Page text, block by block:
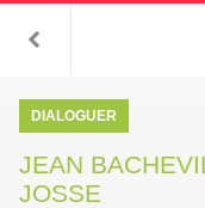
DIALOGUER
JEAN
JOSSE